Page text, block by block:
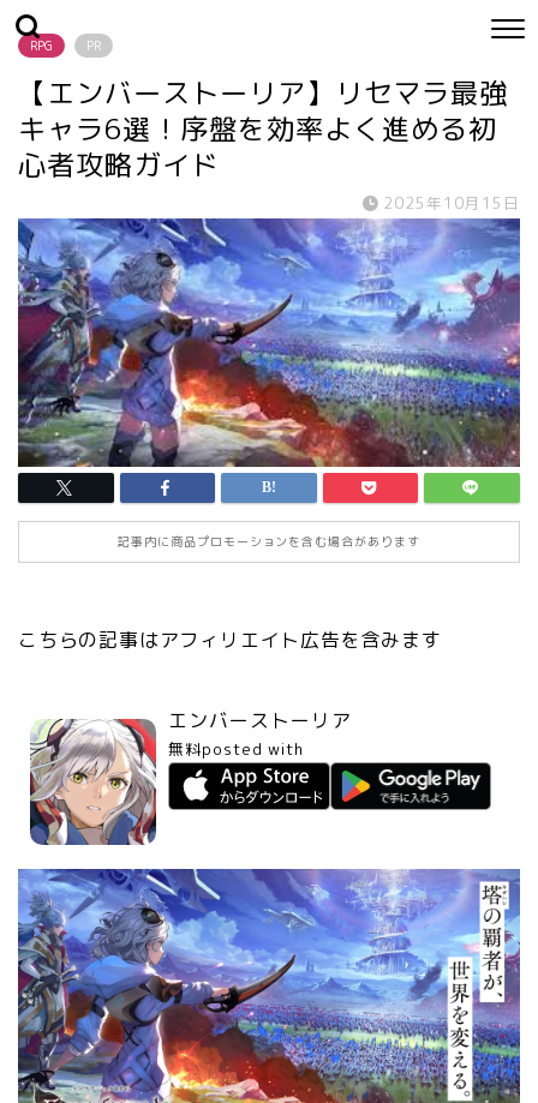
RPG PR
【エンバーストーリア】リセマラ最強
キャラ6選！序盤を効率よく進める初
心者攻略ガイド
2025年10月15日
記事内に商品プロモーションを含む場合があります
こちらの記事はアフィリエイト広告を含みます
エンバーストーリア
無料posted with